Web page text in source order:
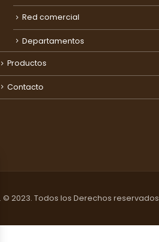
Red comercial
Departamentos
Productos
Contacto
© 2023. Todos los Derechos reservados